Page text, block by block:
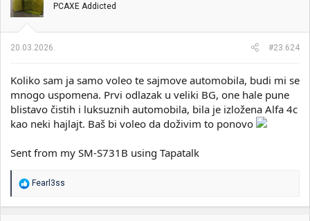
PCAXE Addicted
20.03.2026. #23.624
Koliko sam ja samo voleo te sajmove automobila, budi mi se
mnogo uspomena. Prvi odlazak u veliki BG, one hale pune
blistavo čistih i luksuznih automobila, bila je izložena Alfa 4c
kao neki hajlajt. Baš bi voleo da doživim to ponovo
Sent from my SM-S731B using Tapatalk
R
a
Fearl3ss